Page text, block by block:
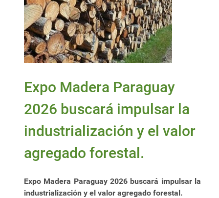
Expo Madera Paraguay
2026 buscará impulsar la
industrialización y el valor
agregado forestal.
Expo Madera Paraguay 2026 buscará impulsar la
industrialización y el valor agregado forestal.